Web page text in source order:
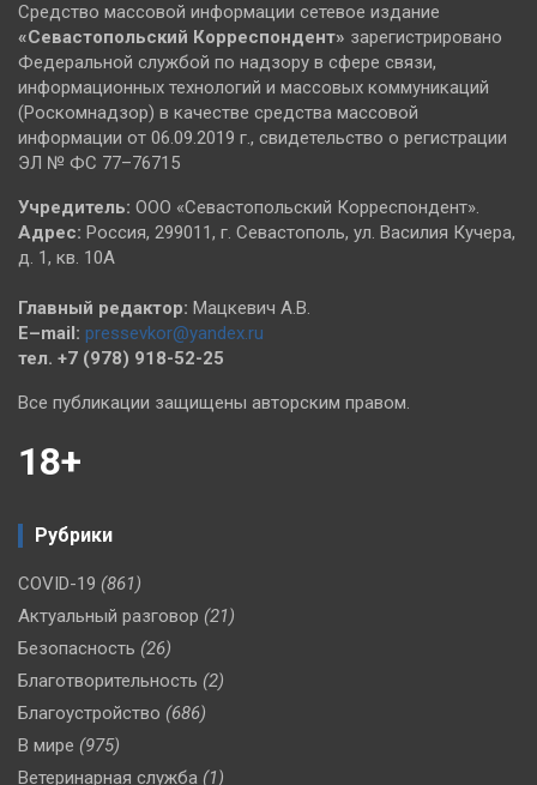
Средство массовой информации сетевое издание
«Севастопольский Корреспондент» зарегистрировано
Федеральной службой по надзору в сфере связи,
информационных технологий и массовых коммуникаций
(Роскомнадзор) в качестве средства массовой
информации от 06.09.2019 г., свидетельство о регистрации
ЭЛ № ФС 77–76715
Учредитель: ООО «Севастопольский Корреспондент».
Адрес: Россия, 299011, г. Севастополь, ул. Василия Кучера,
д. 1, кв. 10А
Главный редактор: Мацкевич А.В.
E–mail: pressevkor@yandex.ru
тел. +7 (978) 918-52-25
Все публикации защищены авторским правом.
18+
Рубрики
COVID-19 (861)
Актуальный разговор (21)
Безопасность (26)
Благотворительность (2)
Благоустройство (686)
В мире (975)
Ветеринарная служба (1)